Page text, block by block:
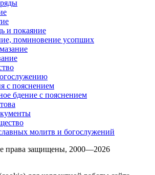
и покаяние
поминовение усопших
с пояснением
бдение с пояснением
молитв и богослужений
права защищены, 2000—2026